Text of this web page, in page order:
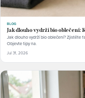
BLOG
Jak dlouho vydrží bio oblečení:
Jak dlouho vydrží bio oblečení? Zjistěte
Objevte tipy na.
Jul 31, 2026